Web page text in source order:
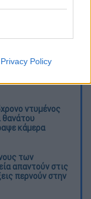
Privacy Policy
ιούς μέσα σε
ντυμένος
θανάτου
κάμερα
των
απαντούν στις
περνούν στην